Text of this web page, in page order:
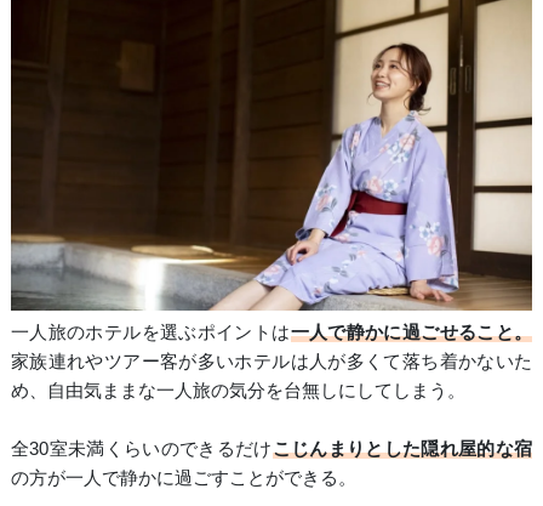
一人旅のホテルを選ぶポイントは一人で静かに過ごせること。
家族連れやツアー客が多いホテルは人が多くて落ち着かないた
め、自由気ままな一人旅の気分を台無しにしてしまう。
全30室未満くらいのできるだけこじんまりとした隠れ屋的な宿
の方が一人で静かに過ごすことができる。